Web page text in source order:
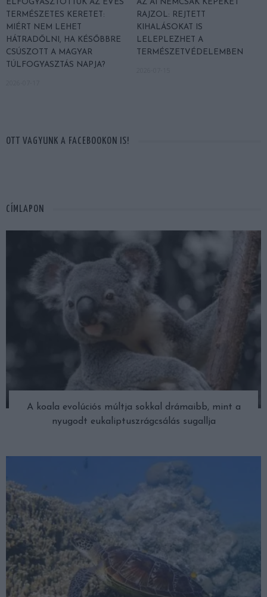
ELFOGYASZTOTTUK AZ ÉVES
TERMÉSZETES KERETET:
MIÉRT NEM LEHET
HÁTRADŐLNI, HA KÉSŐBBRE
CSÚSZOTT A MAGYAR
TÚLFOGYASZTÁS NAPJA?
AZ AI NEMCSAK KÉPEKET
RAJZOL: REJTETT
KIHALÁSOKAT IS
LELEPLEZHET A
TERMÉSZETVÉDELEMBEN
OTT VAGYUNK A FACEBOOKON IS!
CÍMLAPON
A koala evolúciós múltja sokkal drámaibb, mint a
nyugodt eukaliptuszrágcsálás sugallja